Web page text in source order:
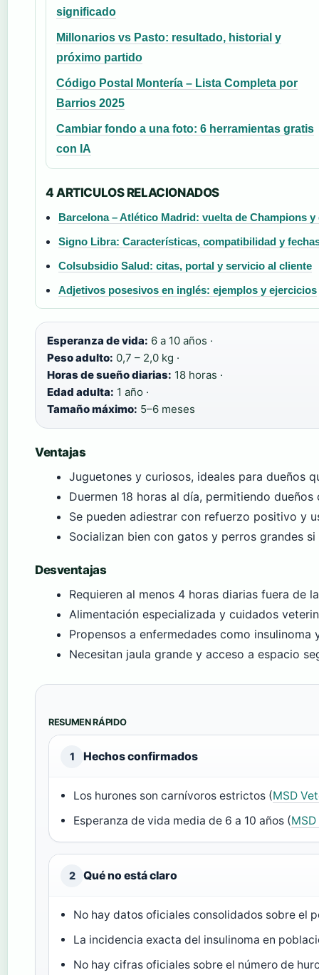
significado
Millonarios vs Pasto: resultado, historial y
próximo partido
Código Postal Montería – Lista Completa por
Barrios 2025
Cambiar fondo a una foto: 6 herramientas gratis
con IA
4 ARTICULOS RELACIONADOS
Barcelona – Atlético Madrid: vuelta de Champions y
Signo Libra: Características, compatibilidad y
Colsubsidio Salud: citas, portal y servicio al cliente
Adjetivos posesivos en inglés: ejemplos y ejercicios
Esperanza de vida: 6 a 10 años ·
Peso adulto: 0,7 – 2,0 kg ·
Horas de sueño diarias: 18 horas ·
Edad adulta: 1 año ·
Tamaño máximo: 5–6 meses
Ventajas
Juguetones y curiosos, ideales para dueños
Duermen 18 horas al día, permitiendo
Se pueden adiestrar con refuerzo positivo y
Socializan bien con gatos y perros grandes
Desventajas
Requieren al menos 4 horas diarias fuera de
Alimentación especializada y cuidados
Propensos a enfermedades como insulinoma
Necesitan jaula grande y acceso a espacio
RESUMEN RÁPIDO
1 Hechos confirmados
Los hurones son carnívoros estrictos (MSD
Esperanza de vida media de 6 a 10 años (
2 Qué no está claro
No hay datos oficiales consolidados sobre el
La incidencia exacta del insulinoma en
No hay cifras oficiales sobre el número de